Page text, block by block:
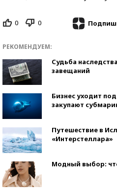
0 0
РЕКОМЕНДУЕМ:
Судьба
завещаний
Бизнес уходит
закупают
Путешествие в
«Интерстеллара»
Модный выбор: